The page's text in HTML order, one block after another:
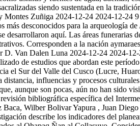
siendo sustentada en la
Montes Zuñiga 2024-12-24 2024-12-24 9
más desconocidos para la arqueología
aquí. Las áreas funerarias
Corresponden a la nación
D. Van Dalen Luna 2024-12-24 2024-
de estudios que abordan este
el Sur del Valle del Cusco (Lucre,
influencias y procesos
aunque son pocas, aún no han sido
bibliográfica específica del
Wilber Bolivar Yapura , Juan Diego
describe los indicadores del